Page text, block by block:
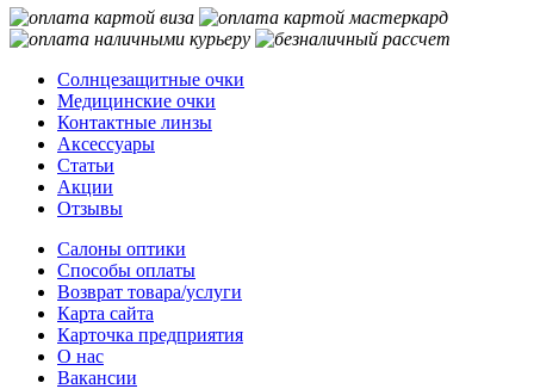
Солнцезащитные очки
Медицинские очки
Контактные линзы
Аксессуары
Статьи
Акции
Отзывы
Салоны оптики
Способы оплаты
Возврат товара/услуги
Карта сайта
Карточка предприятия
О нас
Вакансии